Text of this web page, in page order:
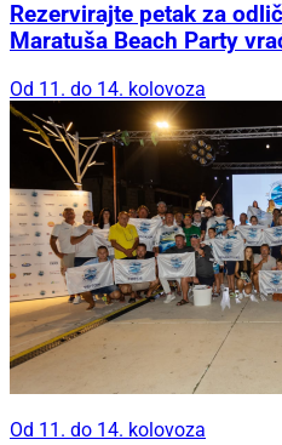
Rezervirajte petak za
Maratuša Beach Party
Od 11. do 14. kolovoza
Od 11. do 14. kolovoza